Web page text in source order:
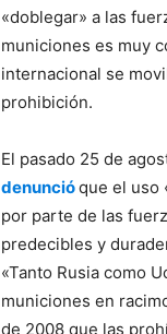
«doblegar» a las
municiones es muy
internacional se
prohibición.
El pasado 25 de
denuncióque el uso
por parte de las
predecibles y
«Tanto Rusia como
municiones en
de 2008 que las